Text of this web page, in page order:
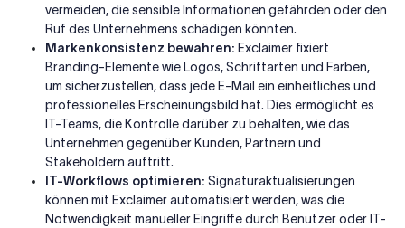
vermeiden, die sensible Informationen gefährden oder den
Ruf des Unternehmens schädigen könnten.
Markenkonsistenz bewahren: Exclaimer fixiert
Branding-Elemente wie Logos, Schriftarten und Farben,
um sicherzustellen, dass jede E-Mail ein einheitliches und
professionelles Erscheinungsbild hat. Dies ermöglicht es
IT-Teams, die Kontrolle darüber zu behalten, wie das
Unternehmen gegenüber Kunden, Partnern und
Stakeholdern auftritt.
IT-Workflows optimieren: Signaturaktualisierungen
können mit Exclaimer automatisiert werden, was die
Notwendigkeit manueller Eingriffe durch Benutzer oder IT-